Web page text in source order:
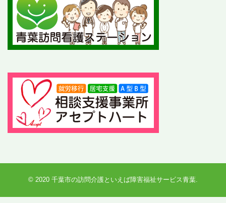
© 2020 千葉市の訪問介護といえば障害福祉サービス青葉.